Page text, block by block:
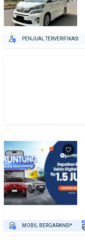
PENJUAL TERVERIFIKASI
MOBIL BERGARANSI*